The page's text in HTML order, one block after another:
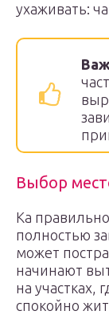
ухаживать:
Выбор
Ка
полностью
может
начинают
на участках,
спокойно